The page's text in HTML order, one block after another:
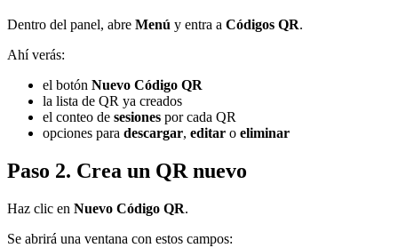
Dentro del panel, abre Menú y entra a Códigos QR.
Ahí verás:
el botón Nuevo Código QR
la lista de QR ya creados
el conteo de sesiones por cada QR
opciones para descargar, editar o eliminar
Paso 2. Crea un QR nuevo
Haz clic en Nuevo Código QR.
Se abrirá una ventana con estos campos: